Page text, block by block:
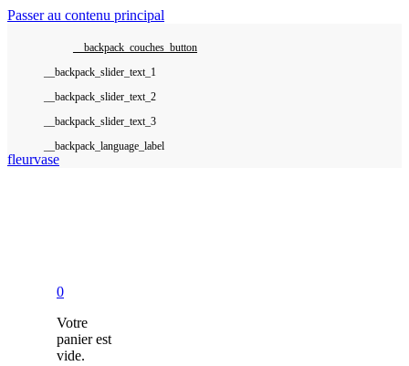
Passer au contenu principal
__backpack_couches_button
__backpack_language_label
0
Votre
panier est
vide.
fleurvase